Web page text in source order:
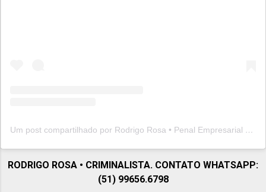
Um post compartilhado por Rodrigo Rosa • Penal Empresarial (@rodrigorosapenal)
RODRIGO ROSA • CRIMINALISTA. CONTATO WHATSAPP:
(51) 99656.6798